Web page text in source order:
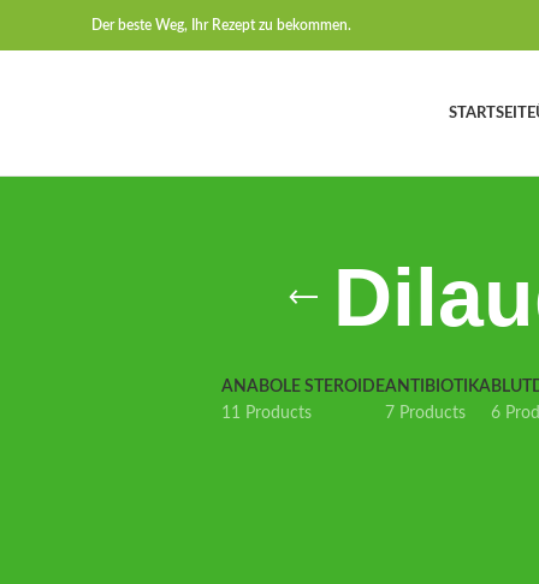
Der beste Weg, Ihr Rezept zu bekommen.
STARTSEITE
ANABOLE STEROIDE
11 Products
ANTIBIOTIKA
7 Products
6